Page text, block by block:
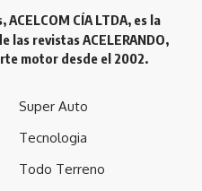
CÍA LTDA, es la
las revistas ACELERANDO,
motor desde el 2002.
Super Auto
Tecnologia
Todo Terreno